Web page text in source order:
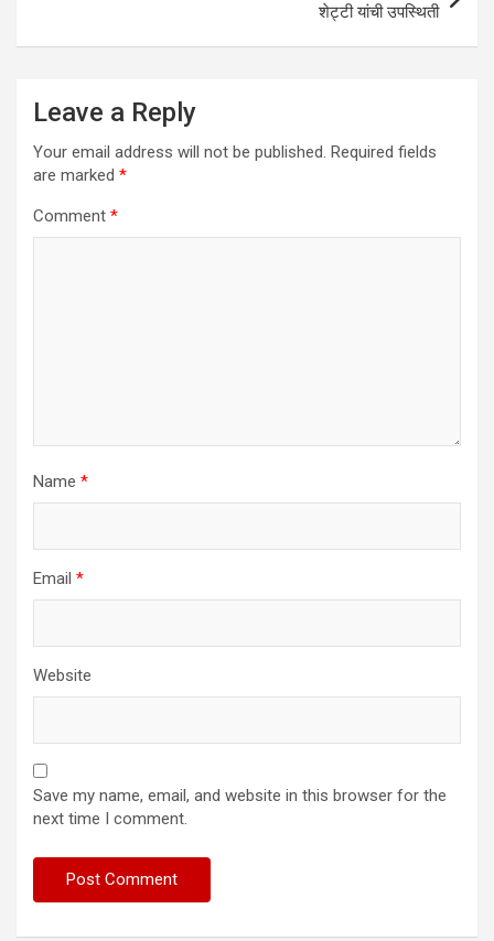
शेट्टी यांची उपस्थिती
Leave a Reply
Your email address will not be published. Required fields
are marked *
Comment *
Name *
Email *
Website
Save my name, email, and website in this browser for the
next time I comment.